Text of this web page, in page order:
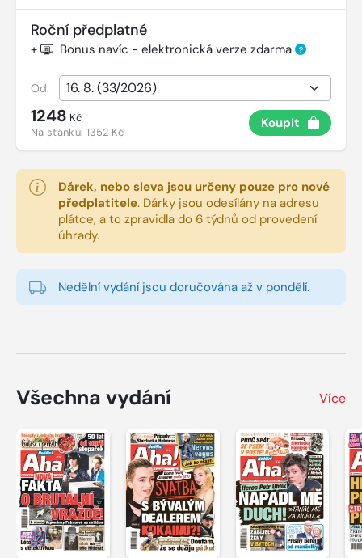
Roční předplatné
+ Bonus navíc - elektronická verze zdarma ?
Od:
1248 Kč
Na stánku:1352 Kč
Koupit
Dárek, nebo sleva jsou určeny pouze pro nové
předplatitele. Dárky jsou odesílány na adresu
plátce, a to zpravidla do 6 týdnů od provedení
úhrady.
Nedělní vydání jsou doručována až v pondělí.
Všechna vydání Více